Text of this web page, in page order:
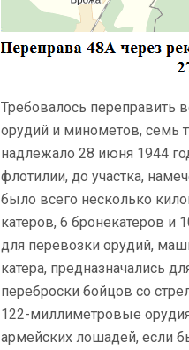
Требовалось
орудий и минометов, семь
надлежало 28 июня 1944
флотилии, до участка,
было всего несколько
катеров, 6 бронекатеров
для перевозки орудий,
катера, предназначались
переброски бойцов со
122-миллиметровые
армейских лошадей, если